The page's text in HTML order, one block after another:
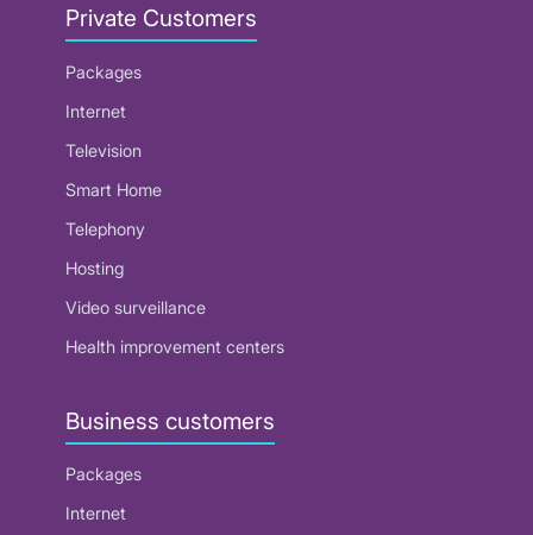
Private Customers
Packages
Internet
Television
Smart Home
Telephony
Hosting
Video surveillance
Health improvement centers
Business customers
Packages
Internet